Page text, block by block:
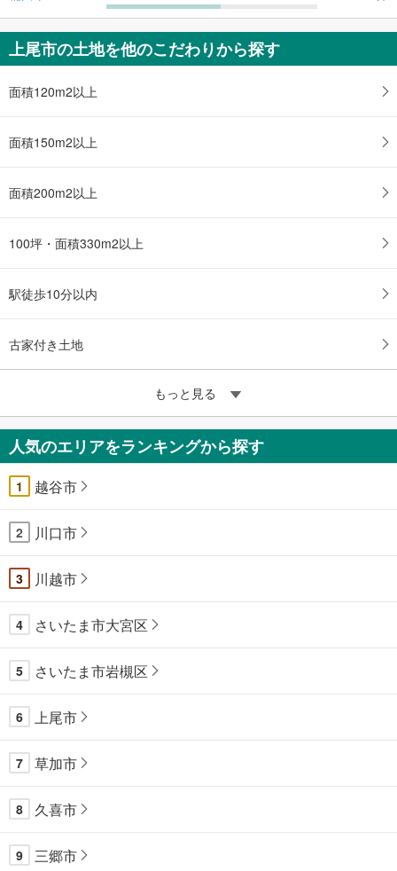
上尾市の土地を他のこだわりから探す
面積120m2以上
面積150m2以上
面積200m2以上
100坪・面積330m2以上
駅徒歩10分以内
古家付き土地
もっと見る
人気のエリアをランキングから探す
1 越谷市
2 川口市
3 川越市
4 さいたま市大宮区
5 さいたま市岩槻区
6 上尾市
7 草加市
8 久喜市
9 三郷市